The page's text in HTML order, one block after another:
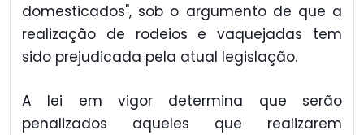
domesticados", sob o argumento de que a
realização de rodeios e vaquejadas tem
sido prejudicada pela atual legislação.
A lei em vigor determina que serão
penalizados aqueles que realizarem